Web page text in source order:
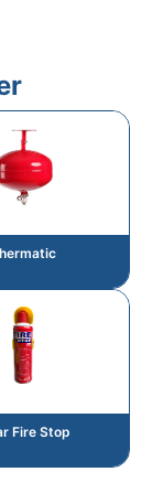
Fire Stop